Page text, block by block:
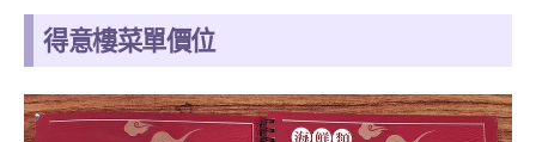
得意樓菜單價位